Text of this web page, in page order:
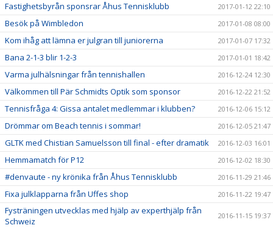
Fastighetsbyrån sponsrar Åhus Tennisklubb 2017-01-12 22:10
Besök på Wimbledon 2017-01-08 08:00
Kom ihåg att lämna er julgran till juniorerna 2017-01-07 17:32
Bana 2-1-3 blir 1-2-3 2017-01-01 18:42
Varma julhälsningar från tennishallen 2016-12-24 12:30
Välkommen till Pär Schmidts Optik som sponsor 2016-12-22 21:52
Tennisfråga 4: Gissa antalet medlemmar i klubben? 2016-12-06 15:12
Drömmar om Beach tennis i sommar! 2016-12-05 21:47
GLTK med Chistian Samuelsson till final - efter dramatik 2016-12-03 16:01
Hemmamatch för P12 2016-12-02 18:30
#denvaute - ny krönika från Åhus Tennisklubb 2016-11-29 21:46
Fixa julklapparna från Uffes shop 2016-11-22 19:47
Fysträningen utvecklas med hjälp av experthjälp från
Schweiz
2016-11-15 19:37